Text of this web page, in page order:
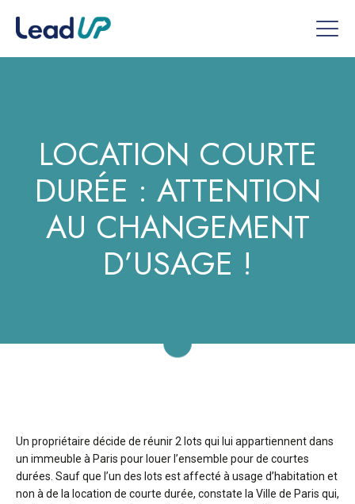
LOCATION COURTE
DURÉE : ATTENTION
AU CHANGEMENT
D’USAGE !
Un propriétaire décide de réunir 2 lots qui lui appartiennent dans
un immeuble à Paris pour louer l’ensemble pour de courtes
durées. Sauf que l’un des lots est affecté à usage d’habitation et
non à de la location de courte durée, constate la Ville de Paris qui,